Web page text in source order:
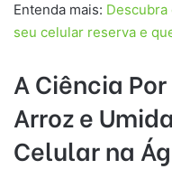
Entenda mais:
seu celular reserva e
A Ciência
Arroz e
Celular na